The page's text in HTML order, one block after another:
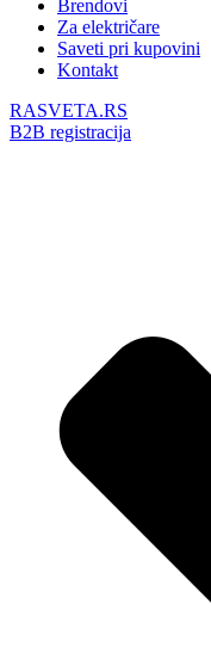
Brendovi
Za električare
Saveti pri kupovini
Kontakt
RASVETA.RS
B2B registracija